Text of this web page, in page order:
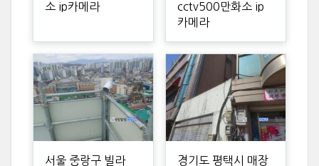
소 ip카메라
cctv500만화소 ip
카메라
서울 중랑구 빌라 경기도 평택시 매장